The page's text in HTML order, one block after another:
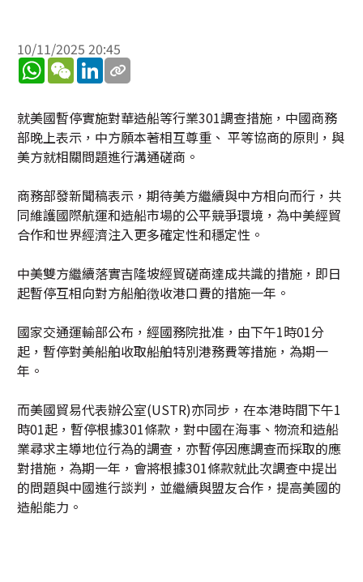
10/11/2025 20:45
WhatsApp
WeChatLinkedIn
就美國暫停實施對華造船等行業301調查措施，中國商務
部晚上表示，中方願本著相互尊重、 平等協商的原則，與
美方就相關問題進行溝通磋商。
商務部發新聞稿表示，期待美方繼續與中方相向而行，共
同維護國際航運和造船市場的公平競爭環境，為中美經貿
合作和世界經濟注入更多確定性和穩定性。
中美雙方繼續落實吉隆坡經貿磋商達成共識的措施，即日
起暫停互相向對方船舶徴收港口費的措施一年。
國家交通運輸部公布，經國務院批准，由下午1時01分
起，暫停對美船舶收取船舶特別港務費等措施，為期一
年。
而美國貿易代表辦公室(USTR)亦同步，在本港時間下午1
時01起，暫停根據301條款，對中國在海事、物流和造船
業尋求主導地位行為的調查，亦暫停因應調查而採取的應
對措施，為期一年，會將根據301條款就此次調查中提出
的問題與中國進行談判，並繼續與盟友合作，提高美國的
造船能力。